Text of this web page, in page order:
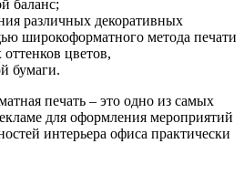
баланс;
различных декоративных
широкоформатного метода печати
цветов,
бумаги.
печать – это одно из самых
для оформления мероприятий
интерьера офиса практически